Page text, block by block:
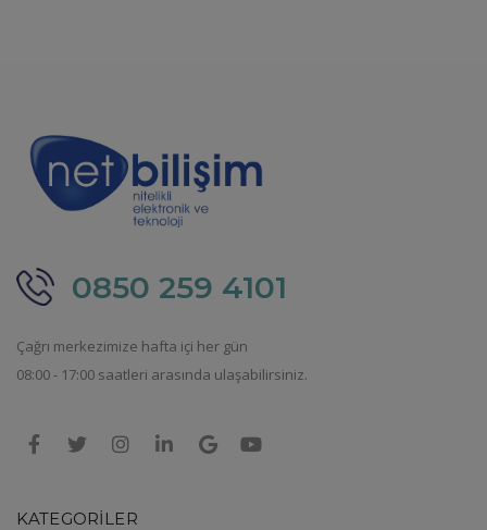
0850 259 4101
Çağrı merkezimize hafta içi her gün
08:00 - 17:00 saatleri arasında ulaşabilirsiniz.
KATEGORILER